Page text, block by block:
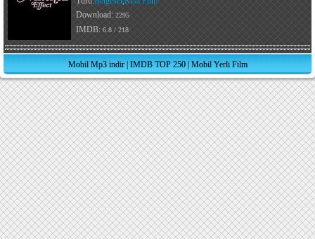
Download: 2295
IMDB: 6.8 / 218
Mobil Mp3 indir| IMDB TOP 250| Mobil Yerli Film